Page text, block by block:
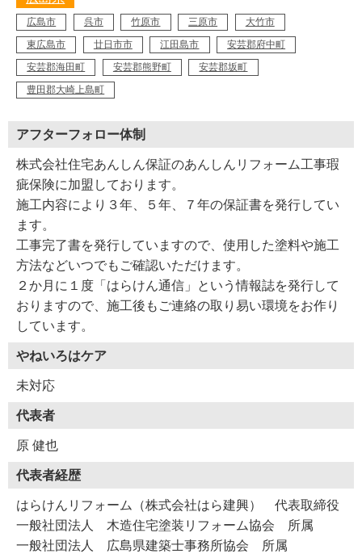
広島市 呉市 竹原市 三原市
大竹市
東広島市
廿日市市 江田島市
安芸郡府中町
安芸郡海田町
安芸郡熊野町
安芸郡坂町
豊田郡大崎上島町
アフターフォロー体制
株式会社住宅あんしん保証のあんしんリフォーム工事瑕
疵保険に加盟しております。
施工内容により３年、５年、７年の保証書を発行してい
ます。
工事完了書を発行していますので、使用した塗料や施工
方法などいつでもご確認いただけます。
２か月に１度「はらけん通信」という情報誌を発行して
おりますので、施工後もご連絡の取り易い環境をお作り
しています。
やねいろはケア
未対応
代表者
原 健也
代表者経歴
はらけんリフォーム（株式会社はら建興） 代表取締役
一般社団法人 木造住宅塗装リフォーム協会 所属
一般社団法人 広島県建築士事務所協会 所属